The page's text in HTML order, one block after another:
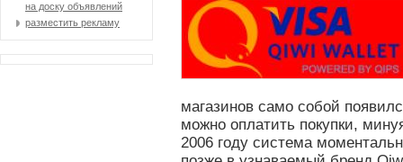
на доску объявлений
разместить рекламу
магазинов само собой
можно оплатить покупки,
2006 году система